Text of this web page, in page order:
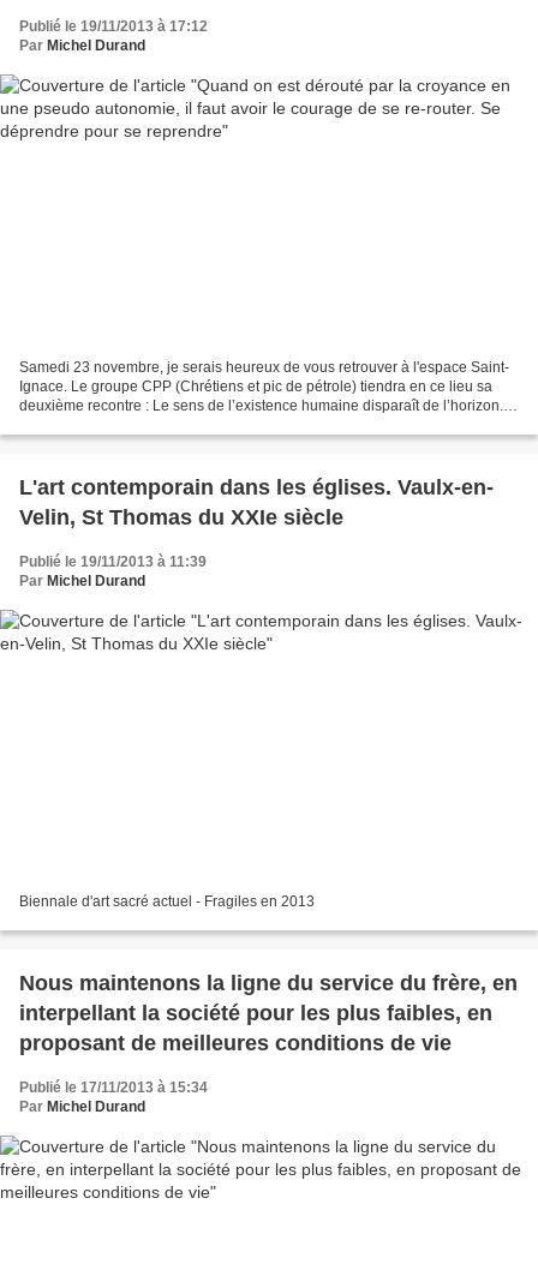
Publié le 19/11/2013 à 17:12
Par Michel Durand
Samedi 23 novembre, je serais heureux de vous retrouver à l'espace Saint-
Ignace. Le groupe CPP (Chrétiens et pic de pétrole) tiendra en ce lieu sa
deuxième recontre : Le sens de l’existence humaine disparaît de l’horizon.
L'art contemporain dans les églises. Vaulx-en-
Velin, St Thomas du XXIe siècle
Publié le 19/11/2013 à 11:39
Par Michel Durand
Biennale d'art sacré actuel - Fragiles en 2013
Nous maintenons la ligne du service du frère, en
interpellant la société pour les plus faibles, en
proposant de meilleures conditions de vie
Publié le 17/11/2013 à 15:34
Par Michel Durand